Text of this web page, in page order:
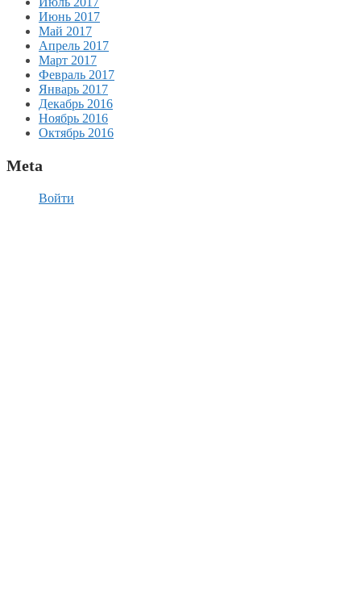
Июнь 2017
Май 2017
Апрель 2017
Март 2017
Февраль 2017
Январь 2017
Декабрь 2016
Ноябрь 2016
Октябрь 2016
Meta
Войти